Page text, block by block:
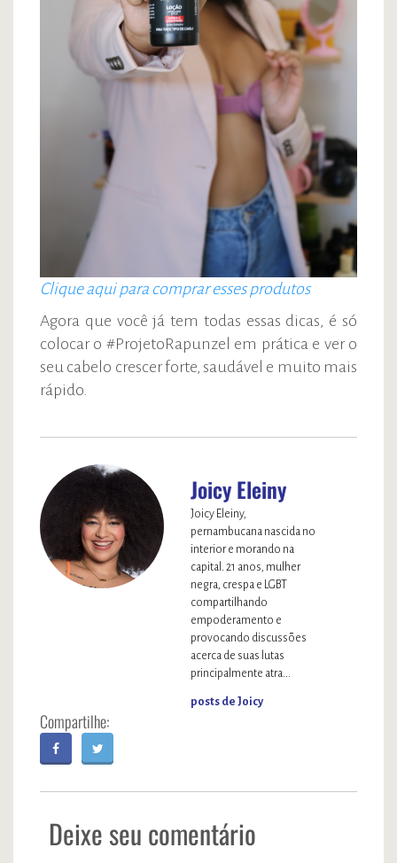
Clique aqui para comprar esses produtos
Agora que você já tem todas essas dicas, é só
colocar o #ProjetoRapunzel em prática e ver o
seu cabelo crescer forte, saudável e muito mais
rápido.
Joicy Eleiny
Joicy Eleiny,
pernambucana nascida no
interior e morando na
capital. 21 anos, mulher
negra, crespa e LGBT
compartilhando
empoderamento e
provocando discussões
acerca de suas lutas
principalmente atra...
posts de Joicy
Deixe seu comentário